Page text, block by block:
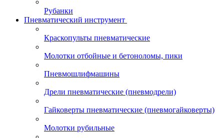
Рубанки
Пневматический инструмент
Краскопульты пневматические
Молотки отбойные и бетоноломы, пики
Пневмошлифмашины
Дрели пневматические (пневмодрели)
Гайковерты пневматические (пневмогайковерты)
Молотки рубильные